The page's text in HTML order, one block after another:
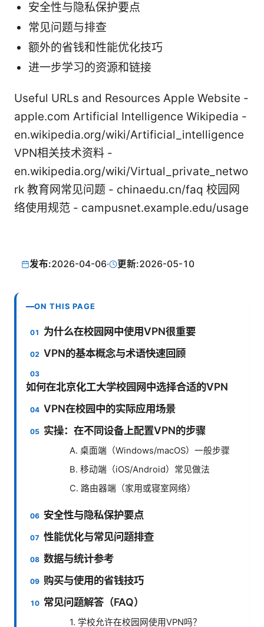
安全性与隐私保护要点
常见问题与排查
额外的省钱和性能优化技巧
进一步学习的资源和链接
Useful URLs and Resources Apple Website -
apple.com Artificial Intelligence Wikipedia -
en.wikipedia.org/wiki/Artificial_intelligence
VPN相关技术资料 -
en.wikipedia.org/wiki/Virtual_private_netwo
rk 教育网常见问题 - chinaedu.cn/faq 校园网
络使用规范 - campusnet.example.edu/usage
发布:2026-04-06· 更新:2026-05-10
ON THIS PAGE
为什么在校园网中使用VPN很重要
VPN的基本概念与术语快速回顾
如何在北京化工大学校园网中选择合适的VPN
VPN在校园中的实际应用场景
实操：在不同设备上配置VPN的步骤
A. 桌面端（Windows/macOS）一般步骤
B. 移动端（iOS/Android）常见做法
C. 路由器端（家用或寝室网络）
安全性与隐私保护要点
性能优化与常见问题排查
数据与统计参考
购买与使用的省钱技巧
常见问题解答（FAQ）
1. 学校允许在校园网使用VPN吗？